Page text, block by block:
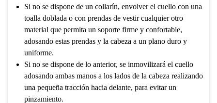
Si no se dispone de un collarín, envolver el cuello con una
toalla doblada o con prendas de vestir cualquier otro
material que permita un soporte firme y confortable,
adosando estas prendas y la cabeza a un plano duro y
uniforme.
Si no se dispone de lo anterior, se inmovilizará el cuello
adosando ambas manos a los lados de la cabeza realizando
una pequeña tracción hacia delante, para evitar un
pinzamiento.